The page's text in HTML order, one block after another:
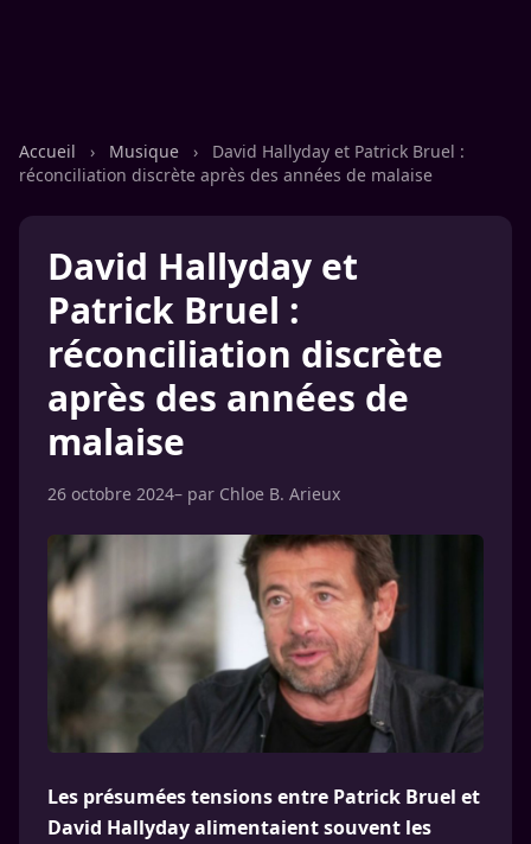
Accueil › Musique ›
David Hallyday et Patrick Bruel :
réconciliation discrète après des années de malaise
David Hallyday et
Patrick Bruel :
réconciliation discrète
après des années de
malaise
26 octobre 2024– par Chloe B. Arieux
Les présumées tensions entre Patrick Bruel et
David Hallyday alimentaient souvent les